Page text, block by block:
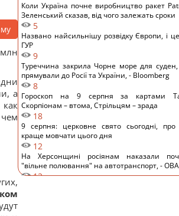
а
Коли Україна почне виробництво ракет
Зеленський сказав, від чого залежать сроки
5
Названо найсильнішу розвідку Європи, і
ГУР
9
Туреччина закрила Чорне море для
прямували до Росії та України, - Bloomberg
8
Гороскоп на 9 серпня за картами
Скорпіонам – втома, Стрільцям – зрада
18
9 серпня: церковне свято сьогодні,
краще мовчати цього дня
12
На Херсонщині росіянам наказали
"вільне полювання" на автотранспорт, - ОВА
12